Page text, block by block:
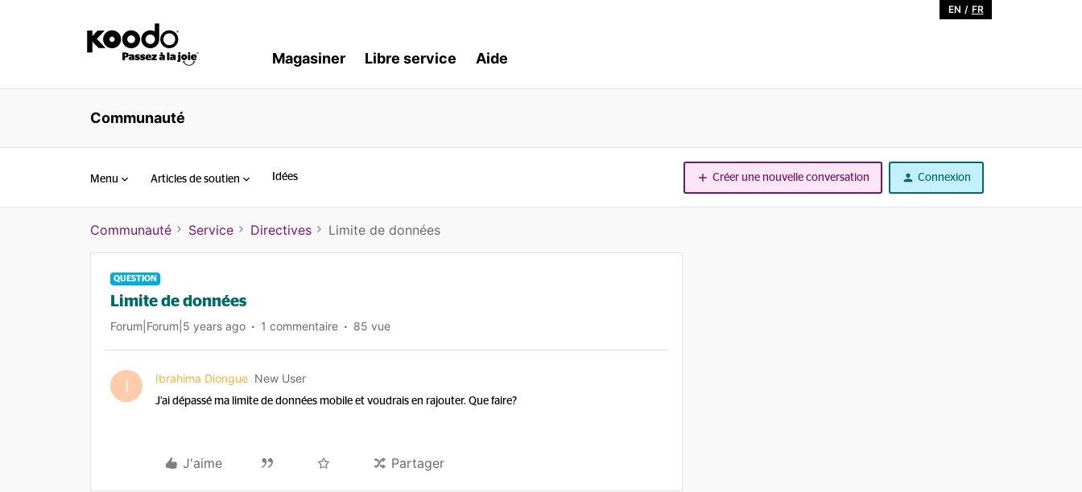
EN / FR
Magasiner Libre service Aide
Communauté
Menu Articles de soutien Idées Créer une nouvelle conversation Connexion
Communauté Service Directives Limite de données
QUESTION
Limite de données
Forum|Forum|5 years ago 1 commentaire 85 vue
I Ibrahima Diongue New User
J’ai dépassé ma limite de données mobile et voudrais en rajouter. Que faire?
J'aime Partager